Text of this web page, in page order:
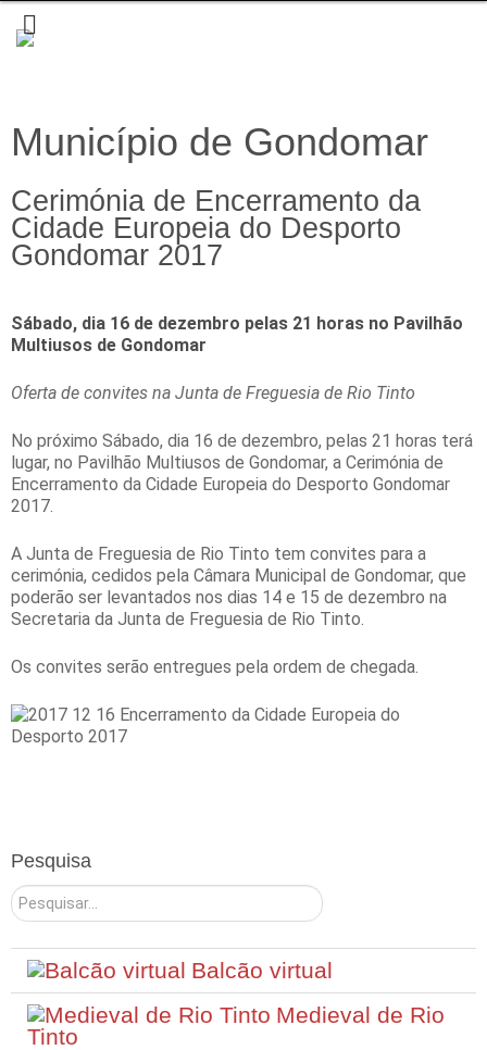
Pesquisa
Pesquisar
Balcão virtual
Medieval de Rio
Tinto
Município de Gondomar
Cerimónia de Encerramento da
Cidade Europeia do Desporto
Gondomar 2017
Sábado, dia 16 de dezembro pelas 21 horas no Pavilhão
Multiusos de Gondomar
Oferta de convites na Junta de Freguesia de Rio Tinto
No próximo Sábado, dia 16 de dezembro, pelas 21 horas terá
lugar, no Pavilhão Multiusos de Gondomar, a Cerimónia de
Encerramento da Cidade Europeia do Desporto Gondomar
2017.
A Junta de Freguesia de Rio Tinto tem convites para a
cerimónia, cedidos pela Câmara Municipal de Gondomar, que
poderão ser levantados nos dias 14 e 15 de dezembro na
Secretaria da Junta de Freguesia de Rio Tinto.
Os convites serão entregues pela ordem de chegada.